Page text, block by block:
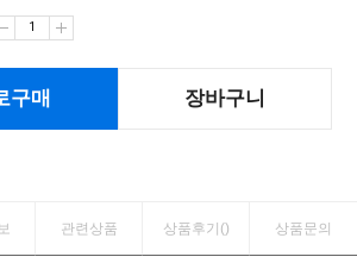
구매 장바구니
관련상품 상품후기() 상품문의